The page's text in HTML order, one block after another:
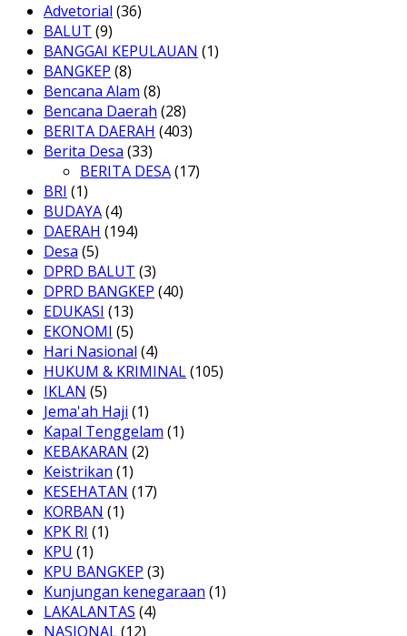
Advetorial (36)
BALUT (9)
BANGGAI KEPULAUAN (1)
BANGKEP (8)
Bencana Alam (8)
Bencana Daerah (28)
BERITA DAERAH (403)
Berita Desa (33)
BERITA DESA(17)
BRI (1)
BUDAYA(4)
DAERAH (194)
Desa (5)
DPRD BALUT (3)
DPRD BANGKEP (40)
EDUKASI (13)
EKONOMI (5)
Hari Nasional (4)
HUKUM & KRIMINAL(105)
IKLAN (5)
Jema'ah Haji (1)
Kapal Tenggelam (1)
KEBAKARAN (2)
Keistrikan (1)
KESEHATAN (17)
KORBAN (1)
KPK RI (1)
KPU (1)
KPU BANGKEP (3)
Kunjungan kenegaraan (1)
LAKALANTAS (4)
NASIONAL(12)